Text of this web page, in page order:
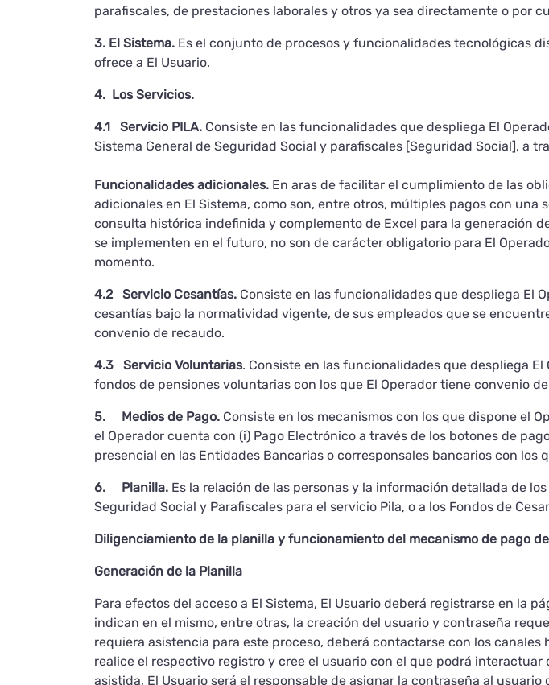
parafiscales, de prestaciones laborales y otros ya sea directamente o por
3. El Sistema. Es el conjunto de procesos y funcionalidades tecnológicas
ofrece a El Usuario.
4. Los Servicios.
4.1 Servicio PILA. Consiste en las funcionalidades que despliega El
Sistema General de Seguridad Social y parafiscales [Seguridad Social], a
Funcionalidades adicionales. En aras de facilitar el cumplimiento de las
adicionales en El Sistema, como son, entre otros, múltiples pagos con
consulta histórica indefinida y complemento de Excel para la generación
se implementen en el futuro, no son de carácter obligatorio para El
momento.
4.2 Servicio Cesantías. Consiste en las funcionalidades que despliega El
cesantías bajo la normatividad vigente, de sus empleados que se
convenio de recaudo.
4.3 Servicio Voluntarias. Consiste en las funcionalidades que despliega
fondos de pensiones voluntarias con los que El Operador tiene convenio
5. Medios de Pago. Consiste en los mecanismos con los que dispone el
el Operador cuenta con (i) Pago Electrónico a través de los botones de
presencial en las Entidades Bancarias o corresponsales bancarios con
6. Planilla. Es la relación de las personas y la información detallada de
Seguridad Social y Parafiscales para el servicio Pila, o a los Fondos de
Diligenciamiento de la planilla y funcionamiento del mecanismo de pago
Generación de la Planilla
Para efectos del acceso a El Sistema, El Usuario deberá registrarse en la
indican en el mismo, entre otras, la creación del usuario y contraseña
requiera asistencia para este proceso, deberá contactarse con los
realice el respectivo registro y cree el usuario con el que podrá
asistida, El Usuario será el responsable de asignar la contraseña al usuario